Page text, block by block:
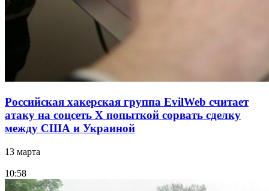
Российская хакерская группа EvilWeb считает
атаку на соцсеть Х попыткой сорвать сделку
между США и Украиной
13 марта
10:58